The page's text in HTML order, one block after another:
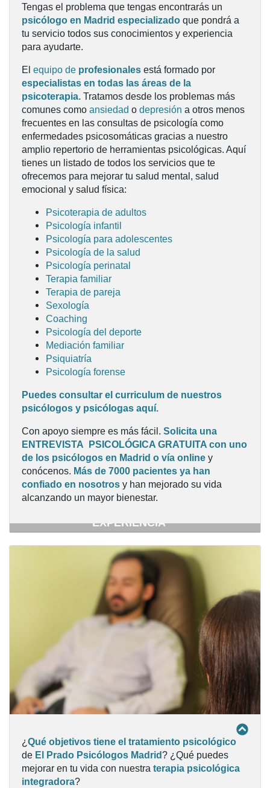
PSICÓLOGAS Y PSICÓLOGOS EN
EXPERIENCIA
Tengas el problema que tengas encontrarás un
psicólogo en Madrid especializado que pondrá a
tu servicio todos sus conocimientos y experiencia
para ayudarte.
El equipo de profesionales está formado por
especialistas en todas las áreas de la
psicoterapia. Tratamos desde los problemas más
comunes como ansiedad o depresión a otros menos
frecuentes en las consultas de psicología como
enfermedades psicosomáticas gracias a nuestro
amplio repertorio de herramientas psicológicas. Aquí
tienes un listado de todos los servicios que te
ofrecemos para mejorar tu salud mental, salud
emocional y salud física:
Psicoterapia de adultos
Psicología infantil
Psicología para adolescentes
Psicología de la salud
Psicología perinatal
Terapia familiar
Terapia de pareja
Sexología
Coaching
Psicología del deporte
Mediación familiar
Psiquiatría
Psicología forense
Puedes consultar el curriculum de nuestros
psicólogos y psicólogas aquí.
Con apoyo siempre es más fácil. Solicita una
ENTREVISTA PSICOLÓGICA GRATUITA con uno
de los psicólogos en Madrid o vía online y
conócenos. Más de 7000 pacientes ya han
confiado en nosotros y han mejorado su vida
alcanzando un mayor bienestar.
¿ Qué objetivos tiene el tratamiento psicológico
de El Prado Psicólogos Madrid? ¿Qué puedes
mejorar en tu vida con nuestra terapia psicológica
integradora?